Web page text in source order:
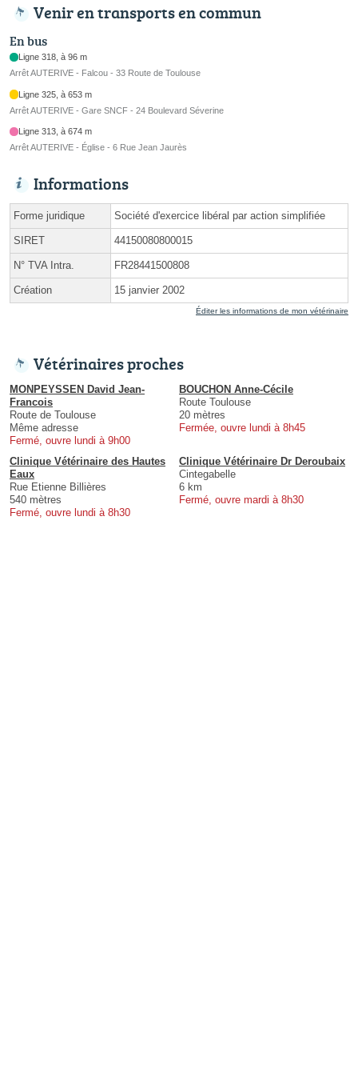
Venir en transports en commun
En bus
Ligne 318, à 96 m
Arrêt AUTERIVE - Falcou - 33 Route de Toulouse
Ligne 325, à 653 m
Arrêt AUTERIVE - Gare SNCF - 24 Boulevard Séverine
Ligne 313, à 674 m
Arrêt AUTERIVE - Église - 6 Rue Jean Jaurès
Informations
Forme juridique Société d'exercice libéral par action simplifiée
SIRET 44150080800015
N° TVA Intra. FR28441500808
Création 15 janvier 2002
Éditer les informations de mon vétérinaire
Vétérinaires proches
MONPEYSSEN David Jean-
Francois
Route de Toulouse
Même adresse
Fermé, ouvre lundi à 9h00
BOUCHON Anne-Cécile
Route Toulouse
20 mètres
Fermée, ouvre lundi à 8h45
Clinique Vétérinaire des Hautes
Eaux
Rue Etienne Billières
540 mètres
Fermé, ouvre lundi à 8h30
Clinique Vétérinaire Dr Deroubaix
Cintegabelle
6 km
Fermé, ouvre mardi à 8h30